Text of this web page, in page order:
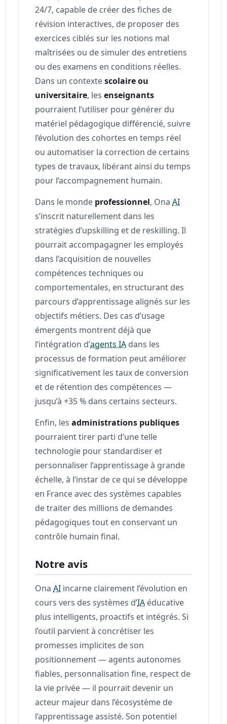
24/7, capable de créer des fiches de
révision interactives, de proposer des
exercices ciblés sur les notions mal
maîtrisées ou de simuler des entretiens
ou des examens en conditions réelles.
Dans un contextescolaire ou
universitaire, lesenseignants
pourraient l’utiliser pour générer du
matériel pédagogique différencié, suivre
l’évolution des cohortes en temps réel
ou automatiser la correction de certains
types de travaux, libérant ainsi du temps
pour l’accompagnement humain.
Dans le monde professionnel, OnaAI
s’inscrit naturellement dans les
stratégies d’upskilling et de reskilling. Il
pourrait accompagagner les employés
dans l’acquisition de nouvelles
compétences techniques ou
comportementales, en structurant des
parcours d’apprentissage alignés sur les
objectifs métiers. Des cas d’usage
émergents montrent déjà que
l’intégration d’agents IA dans les
processus de formation peut améliorer
significativement les taux de conversion
et de rétention des compétences —
jusqu’à +35 % dans certains secteurs.
Enfin, lesadministrations publiques
pourraient tirer parti d’une telle
technologie pour standardiser et
personnaliser l’apprentissage à grande
échelle, à l’instar de ce qui se développe
en France avec des systèmes capables
de traiter des millions de demandes
pédagogiques tout en conservant un
contrôle humain final.
Notre avis
OnaAI incarne clairement l’évolution en
cours vers des systèmes d’IA éducative
plus intelligents, proactifs et intégrés. Si
l’outil parvient à concrétiser les
promesses implicites de son
positionnement — agents autonomes
fiables, personnalisation fine, respect de
la vie privée — il pourrait devenir un
acteur majeur dans l’écosystème de
l’apprentissage assisté. Son potentiel